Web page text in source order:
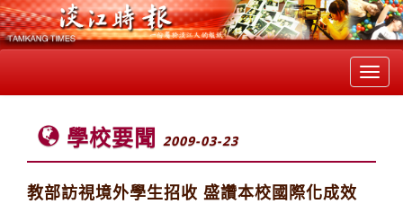
學校要聞 2009-03-23
教部訪視境外學生招收 盛讚本校國際化成效